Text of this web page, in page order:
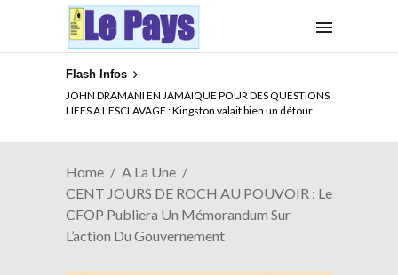
Flash Infos
JOHN DRAMANI EN JAMAIQUE POUR DES QUESTIONS
LIEES A L’ESCLAVAGE : Kingston valait bien un détour
ELECTION DE TALON A LA TETE DU SENAT BENINOIS :
Quand Patrice quitte le pouvoir sans partir !
Home
A La Une
CENT JOURS DE ROCH AU POUVOIR : Le
CFOP Publiera Un Mémorandum Sur
L’action Du Gouvernement